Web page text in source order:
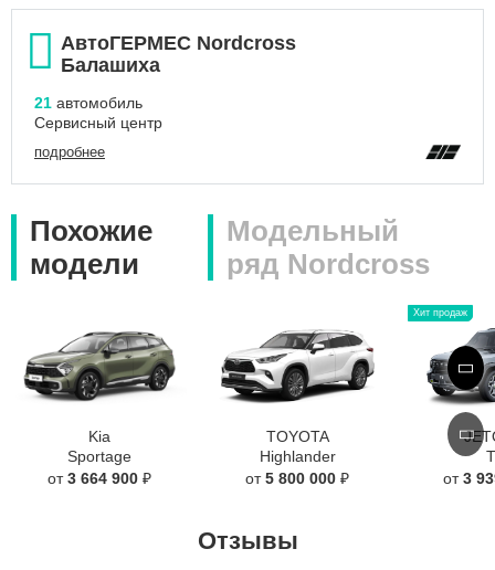
АвтоГЕРМЕС Nordcross
Балашиха
21 автомобиль
Сервисный центр
подробнее
Похожие
модели
Модельный
ряд Nordcross
Kia
Sportage
от3 664 900₽
TOYOTA
Highlander
от5 800 000 ₽
Хит продаж
от3
Отзывы